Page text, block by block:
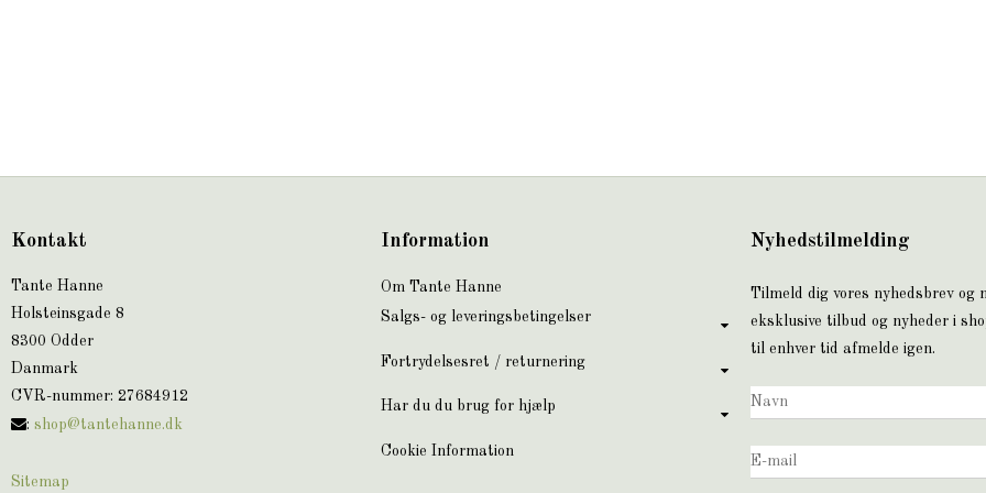
Kontakt
Tante Hanne
Holsteinsgade 8
8300 Odder
Danmark
CVR-nummer: 27684912
: shop@tantehanne.dk
Sitemap
Information
Om Tante Hanne
Salgs- og leveringsbetingelser
Fortrydelsesret / returnering
Har du du brug for hjælp
Cookie Information
Nyhedstilmelding
Tilmeld dig vores nyhedsbrev og
eksklusive tilbud og nyheder i
til enhver tid afmelde igen.